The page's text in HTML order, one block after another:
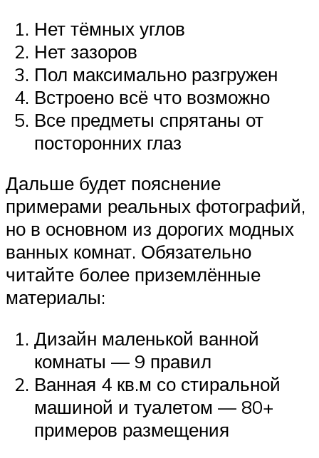
Нет тёмных углов
Нет зазоров
Пол максимально разгружен
Встроено всё что возможно
Все предметы спрятаны от
посторонних глаз
Дальше будет пояснение
примерами реальных фотографий,
но в основном из дорогих модных
ванных комнат. Обязательно
читайте более приземлённые
материалы:
Дизайн маленькой ванной
комнаты — 9 правил
Ванная 4 кв.м со стиральной
машиной и туалетом — 80+
примеров размещения